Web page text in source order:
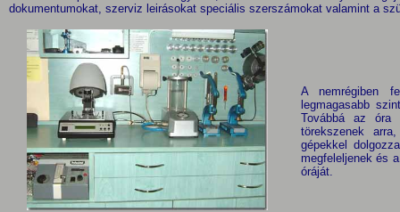
dokumentumokat, szerviz leirásokat speciális szerszámokat valamint a
A nemrégiben
legmagasabb
Továbbá az óra
törekszenek
gépekkel
megfeleljenek és
óráját.